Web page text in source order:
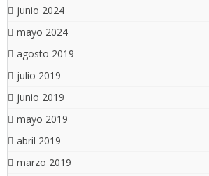
junio 2024
mayo 2024
agosto 2019
julio 2019
junio 2019
mayo 2019
abril 2019
marzo 2019